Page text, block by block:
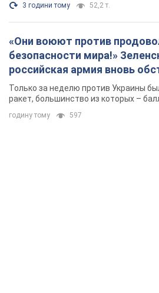
3 години тому 52,2 т.
«Они воюют против
безопасности мира!»
российская армия вновь
Одессе
Только за неделю против Украины
ракет, большинство из которых –
годину тому 597